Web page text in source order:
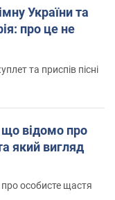
України та
про це не
та приспів пісні
відомо про
який вигляд
особисте щастя